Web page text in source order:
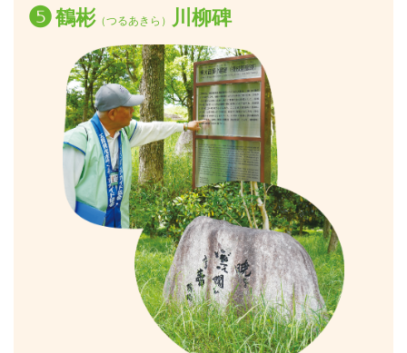
❺鶴彬（つるあきら） 川柳碑